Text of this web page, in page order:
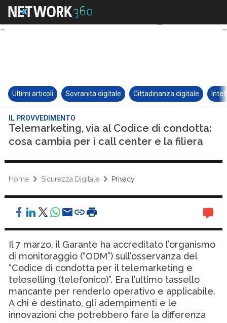
Ultimi articoli Sovranità digitale Cittadinanza digitale
IL PROVVEDIMENTO
Telemarketing, via al Codice di condotta:
cosa cambia per i call center e la filiera
Home Sicurezza Digitale Privacy
Il 7 marzo, il Garante ha accreditato l’organismo
di monitoraggio (“ODM”) sull’osservanza del
“Codice di condotta per il telemarketing e
teleselling (telefonico)”. Era l’ultimo tassello
mancante per renderlo operativo e applicabile.
A chi è destinato, gli adempimenti e le
innovazioni che potrebbero fare la differenza